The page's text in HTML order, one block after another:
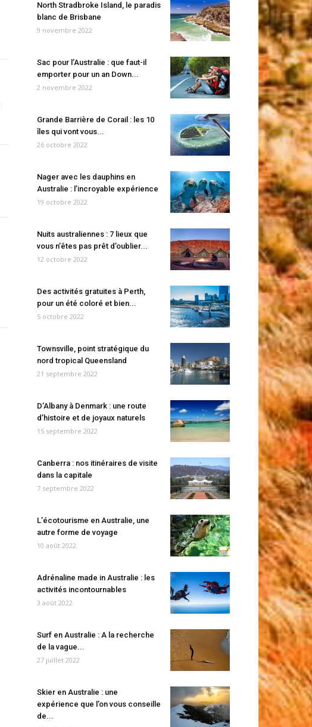
North Stradbroke Island, le paradis
blanc de Brisbane
9 novembre 2022
Sac pour l’Australie : que faut-il
emporter pour un an Down...
2 novembre 2022
Grande Barrière de Corail : les 10
îles qui vont vous...
26 octobre 2022
Nager avec les dauphins en
Australie : l’incroyable expérience
19 octobre 2022
Nuits australiennes : 7 lieux que
vous n’êtes pas prêt d’oublier...
12 octobre 2022
Des activités gratuites à Perth,
pour un été coloré et bien...
5 octobre 2022
Townsville, point stratégique du
nord tropical Queensland
21 septembre 2022
D’Albany à Denmark : une route
d’histoire et de joyaux naturels
15 septembre 2022
Canberra : nos itinéraires de visite
dans la capitale
7 septembre 2022
L’écotourisme en Australie, une
autre forme de voyage
10 août 2022
Adrénaline made in Australie : les
activités incontournables
3 août 2022
Surf en Australie : A la recherche
de la vague...
27 juillet 2022
Skier en Australie : une
expérience que l’on vous conseille
de...